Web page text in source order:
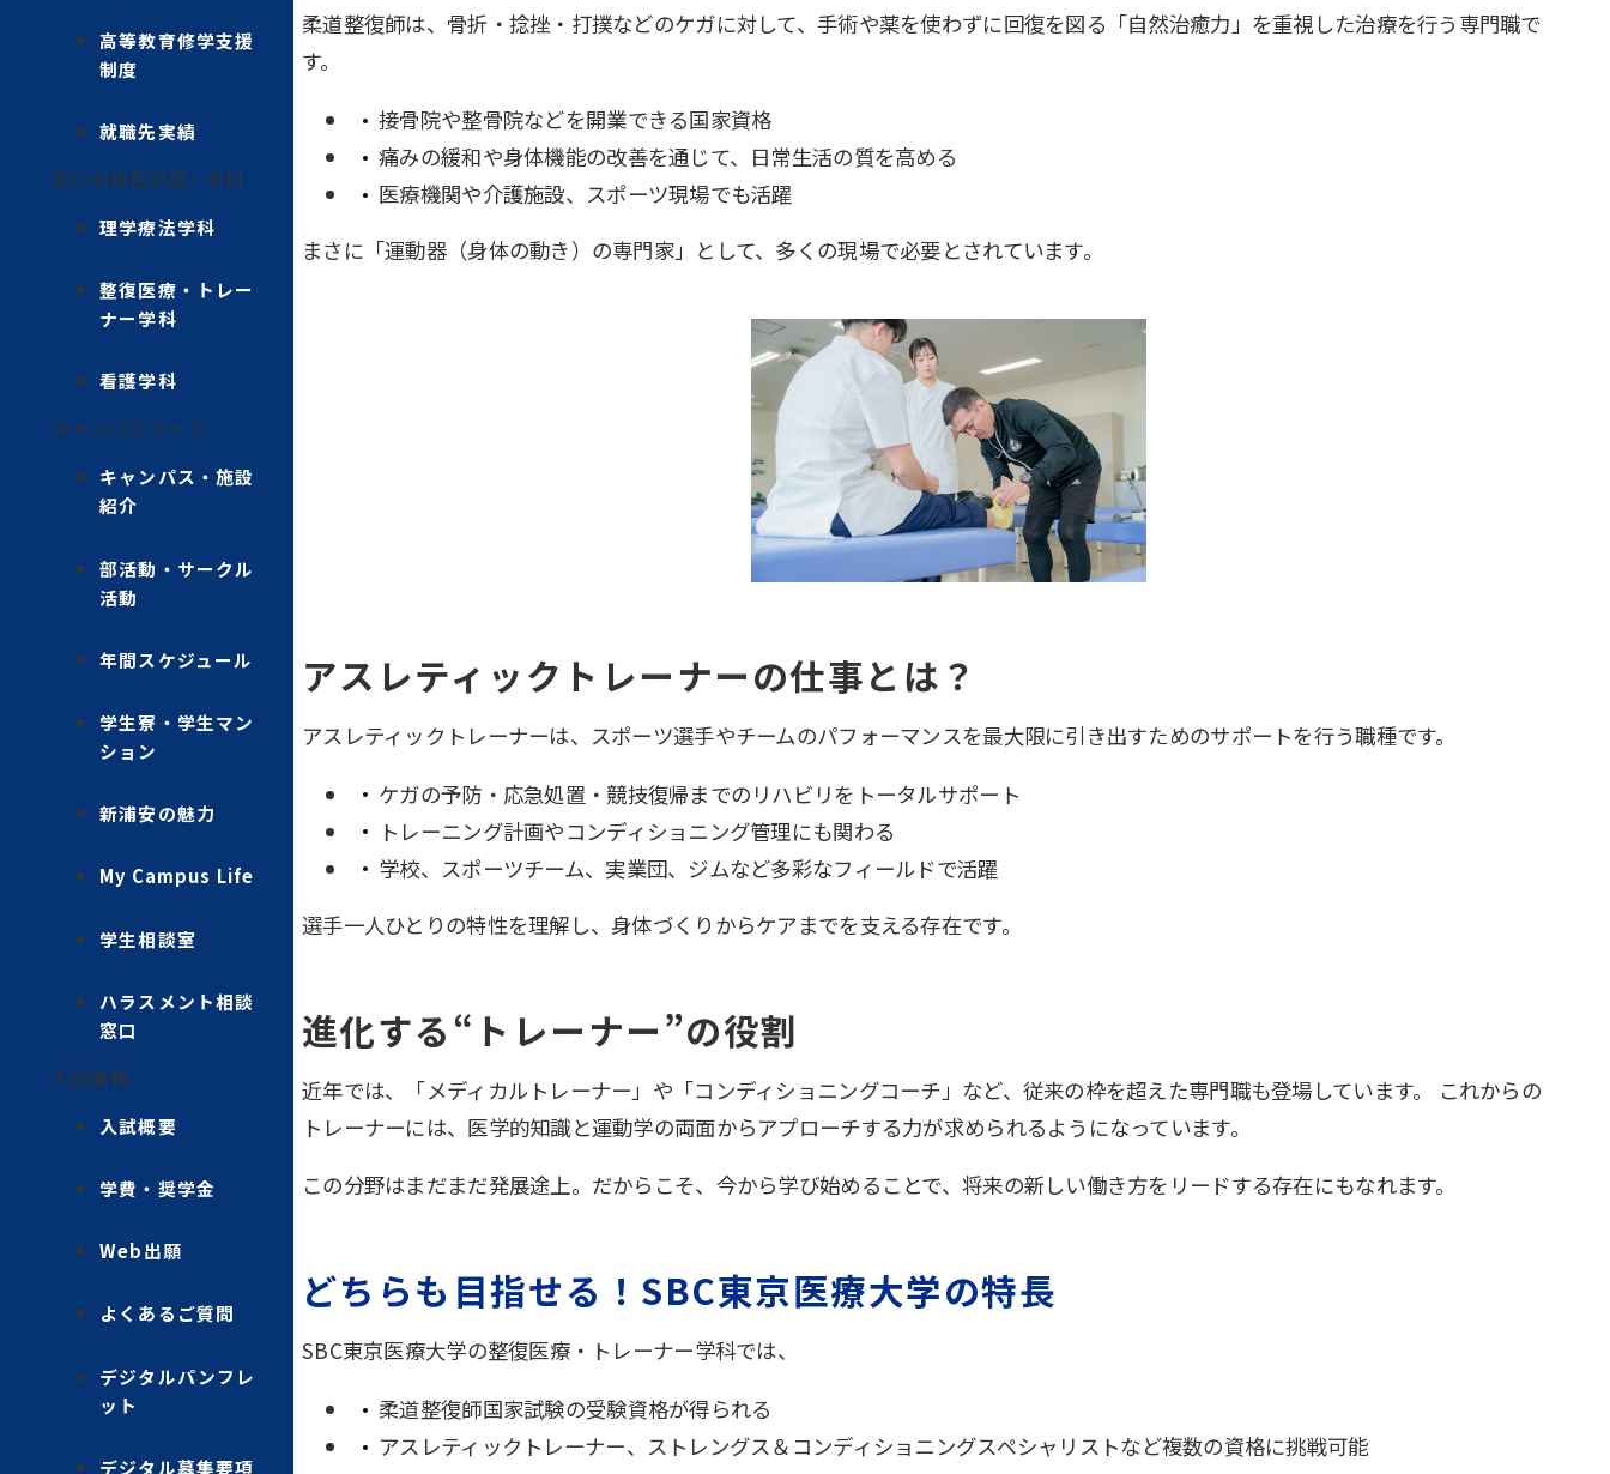
高等教育修学支援
制度
就職先実績
学びの特色学部・学科
理学療法学科
整復医療・トレー
ナー学科
看護学科
キャンパスライフ
キャンパス・施設
紹介
部活動・サークル
活動
年間スケジュール
学生寮・学生マン
ション
新浦安の魅力
My Campus Life
学生相談室
ハラスメント相談
窓口
入試情報
入試概要
学費・奨学金
Web出願
よくあるご質問
デジタルパンフレ
ット
デジタル募集要項
柔道整復師は、骨折・捻挫・打撲などのケガに対して、手術や薬を使わずに回復を図る「自然治癒力」を重視した治療を行う専門職で
す。
接骨院や整骨院などを開業できる国家資格
痛みの緩和や身体機能の改善を通じて、日常生活の質を高める
医療機関や介護施設、スポーツ現場でも活躍
まさに「運動器（身体の動き）の専門家」として、多くの現場で必要とされています。
アスレティックトレーナーの仕事とは？
アスレティックトレーナーは、スポーツ選手やチームのパフォーマンスを最大限に引き出すためのサポートを行う職種です。
ケガの予防・応急処置・競技復帰までのリハビリをトータルサポート
トレーニング計画やコンディショニング管理にも関わる
学校、スポーツチーム、実業団、ジムなど多彩なフィールドで活躍
選手一人ひとりの特性を理解し、身体づくりからケアまでを支える存在です。
進化する“トレーナー”の役割
近年では、「メディカルトレーナー」や「コンディショニングコーチ」など、従来の枠を超えた専門職も登場しています。 これからの
トレーナーには、医学的知識と運動学の両面からアプローチする力が求められるようになっています。
この分野はまだまだ発展途上。だからこそ、今から学び始めることで、将来の新しい働き方をリードする存在にもなれます。
どちらも目指せる！SBC東京医療大学の特長
SBC東京医療大学の整復医療・トレーナー学科では、
柔道整復師国家試験の受験資格が得られる
アスレティックトレーナー、ストレングス＆コンディショニングスペシャリストなど複数の資格に挑戦可能